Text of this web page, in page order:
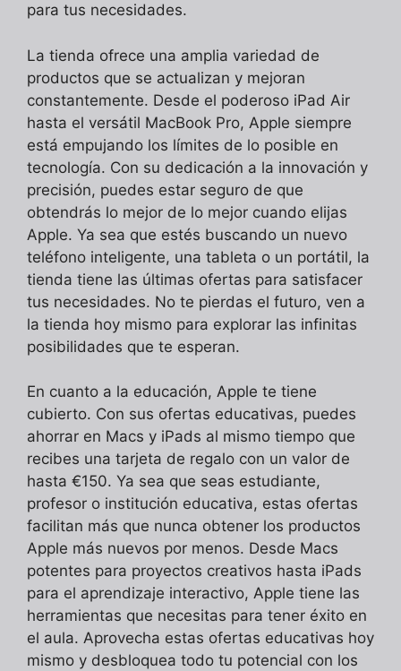
para tus necesidades.
La tienda ofrece una amplia variedad de
productos que se actualizan y mejoran
constantemente. Desde el poderoso iPad Air
hasta el versátil MacBook Pro, Apple siempre
está empujando los límites de lo posible en
tecnología. Con su dedicación a la innovación y
precisión, puedes estar seguro de que
obtendrás lo mejor de lo mejor cuando elijas
Apple. Ya sea que estés buscando un nuevo
teléfono inteligente, una tableta o un portátil, la
tienda tiene las últimas ofertas para satisfacer
tus necesidades. No te pierdas el futuro, ven a
la tienda hoy mismo para explorar las infinitas
posibilidades que te esperan.
En cuanto a la educación, Apple te tiene
cubierto. Con sus ofertas educativas, puedes
ahorrar en Macs y iPads al mismo tiempo que
recibes una tarjeta de regalo con un valor de
hasta €150. Ya sea que seas estudiante,
profesor o institución educativa, estas ofertas
facilitan más que nunca obtener los productos
Apple más nuevos por menos. Desde Macs
potentes para proyectos creativos hasta iPads
para el aprendizaje interactivo, Apple tiene las
herramientas que necesitas para tener éxito en
el aula. Aprovecha estas ofertas educativas hoy
mismo y desbloquea todo tu potencial con los